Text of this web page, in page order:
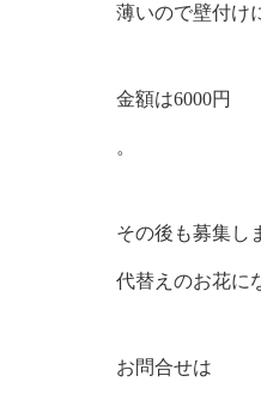
薄いので壁付け
金額は6000円
。
その後も募集し
代替えのお花に
お問合せは